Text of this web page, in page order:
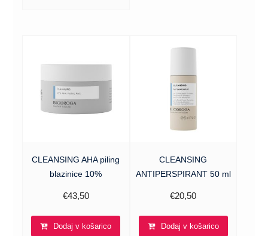
CLEANSING AHA piling
blazinice 10%
€43,50
Dodaj v košarico
CLEANSING
ANTIPERSPIRANT 50 ml
€20,50
Dodaj v košarico